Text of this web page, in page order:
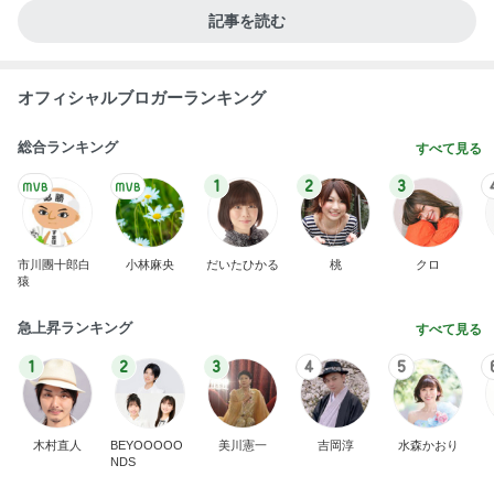
記事を読む
オフィシャルブロガーランキング
総合ランキング すべて見る
市川團十郎白
猿
小林麻央
1
だいたひかる
2
桃
3
クロ
急上昇ランキング すべて見る
1
木村直人
2
BEYOOOOO
NDS
3
美川憲一
4
吉岡淳
5
水森かおり